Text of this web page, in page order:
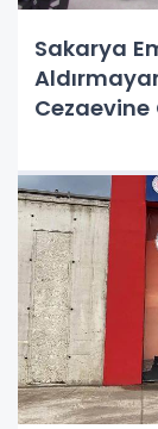
Sakarya